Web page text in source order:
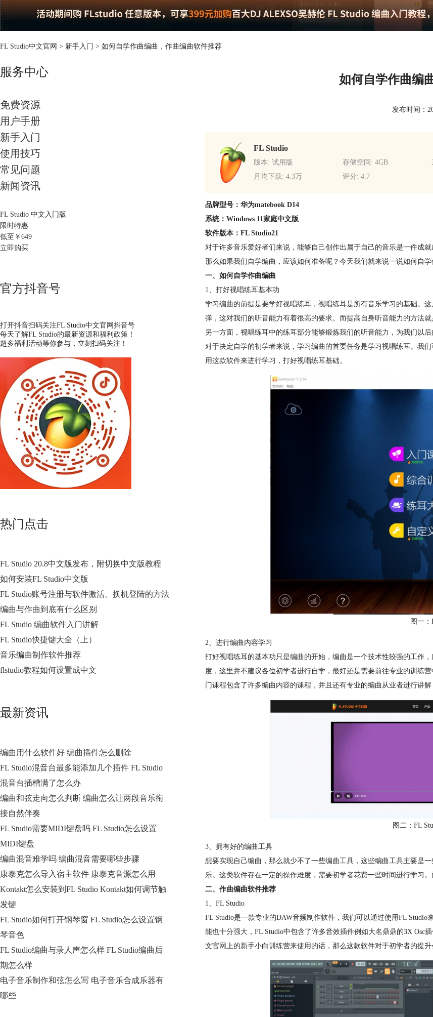
FL Studio中文官网 > 新手入门 > 如何自学作曲编曲，作曲编曲软件推荐
服务中心
免费资源
用户手册
新手入门
使用技巧
常见问题
新闻资讯
FL Studio 中文入门版
限时特惠
低至￥ 649
立即购买
官方抖音号
打开抖音扫码关注FL Studio中文官网抖音号
每天了解FL Studio的最新资源和福利政策！
超多福利活动等你参与，立刻扫码关注！
热门点击
FL Studio 20.8中文版发布，附切换中文版教程
如何安装FL Studio中文版
FL Studio账号注册与软件激活、换机登陆的方法
编曲与作曲到底有什么区别
FL Studio 编曲软件入门讲解
FL Studio快捷键大全（上）
音乐编曲制作软件推荐
flstudio教程如何设置成中文
最新资讯
编曲用什么软件好 编曲插件怎么删除
FL Studio混音台最多能添加几个插件 FL Studio
混音台插槽满了怎么办
编曲和弦走向怎么判断 编曲怎么让两段音乐衔
接自然伴奏
FL Studio需要MIDI键盘吗 FL Studio怎么设置
MIDI键盘
编曲混音难学吗 编曲混音需要哪些步骤
康泰克怎么导入宿主软件 康泰克音源怎么用
Kontakt怎么安装到FL Studio Kontakt如何调节触
发键
FL Studio如何打开钢琴窗 FL Studio怎么设置钢
琴音色
FL Studio编曲与录人声怎么样 FL Studio编曲后
期怎么样
电子音乐制作和弦怎么写 电子音乐合成乐器有
哪些
如何自学作曲编
发布时间：
FL Studio
版本: 试用版 存储空间: 4GB
月均下载: 4.3万
评分: 4.7
品牌型号：华为matebook D14
系统：Windows 11家庭中文版
软件版本：FL Studio21
对于许多音乐爱好者们来说，能够自己创作出属于自己的音乐是一件成
那么如果我们自学编曲，应该如何准备呢？今天我们就来说一说如何自学
一、如何自学作曲编曲
1、打好视唱练耳基本功
学习编曲的前提是要学好视唱练耳，视唱练耳是所有音乐学习的基础。
弹，这对我们的听音能力有着很高的要求。而提高自身听音能力的方法
另一方面，视唱练耳中的练耳部分能够锻炼我们的听音能力，为我们以后
对于决定自学的初学者来说，学习编曲的首要任务是学习视唱练耳。我
用这款软件来进行学习，打好视唱练耳基础。
图一：
2、进行编曲内容学习
打好视唱练耳的基本功只是编曲的开始，编曲是一个技术性较强的工作
度，这里并不建议各位初学者进行自学，最好还是需要前往专业的训练
门课程包含了许多编曲内容的课程，并且还有专业的编曲从业者进行讲
图二：FL
3、拥有好的编曲工具
想要实现自己编曲，那么就少不了一些编曲工具，这些编曲工具主要是
乐。这类软件存在一定的操作难度，需要初学者花费一些时间进行学习
二、作曲编曲软件推荐
1、FL Studio
FL Studio是一款专业的DAW音频制作软件，我们可以通过使用FL
能也十分强大，FL Studio中包含了许多音效插件例如大名鼎鼎的3X Osc
文官网上的新手小白训练营来使用的话，那么这款软件对于初学者的提升